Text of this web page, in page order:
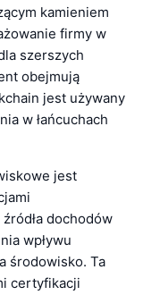
kamieniem
firmy w
szerszych
obejmują
jest używany
w łańcuchach
jest
dochodów
wpływu
środowisko. Ta
certyfikacji